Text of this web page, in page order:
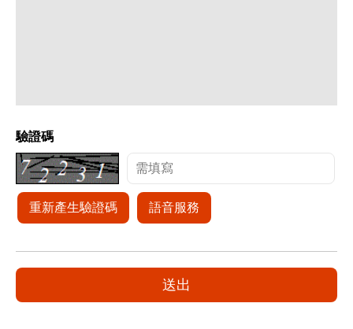
驗證碼
重新產生驗證碼 語音服務